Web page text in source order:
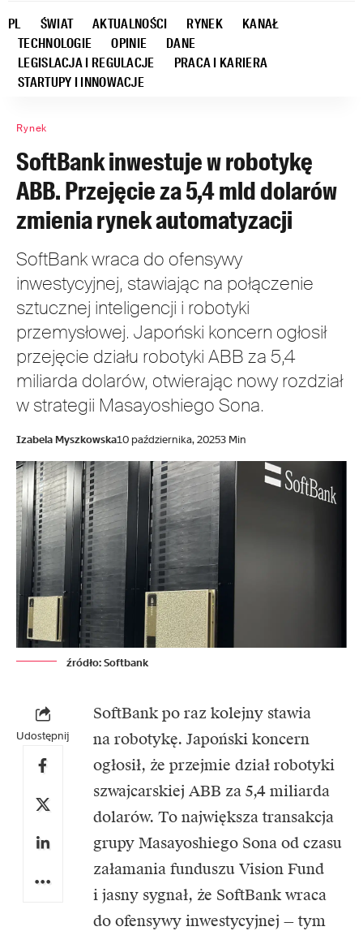
PL ŚWIAT AKTUALNOŚCI RYNEK
KANAŁ
TECHNOLOGIE
OPINIE
DANE
LEGISLACJA I REGULACJE
PRACA I KARIERA
STARTUPY I INNOWACJE
Rynek
SoftBank inwestuje w robotykę
ABB. Przejęcie za 5,4 mld dolarów
zmienia rynek automatyzacji
SoftBank wraca do ofensywy
inwestycyjnej, stawiając na połączenie
sztucznej inteligencji i robotyki
przemysłowej. Japoński koncern ogłosił
przejęcie działu robotyki ABB za 5,4
miliarda dolarów, otwierając nowy rozdział
w strategii Masayoshiego Sona.
Izabela Myszkowska10 października, 20253 Min
źródło: Softbank
Udostępnij
SoftBank po raz kolejny stawia
na robotykę. Japoński koncern
ogłosił, że przejmie dział robotyki
szwajcarskiej ABB za 5,4 miliarda
dolarów. To największa transakcja
grupy Masayoshiego Sona od czasu
załamania funduszu Vision Fund
i jasny sygnał, że SoftBank wraca
do ofensywy inwestycyjnej — tym